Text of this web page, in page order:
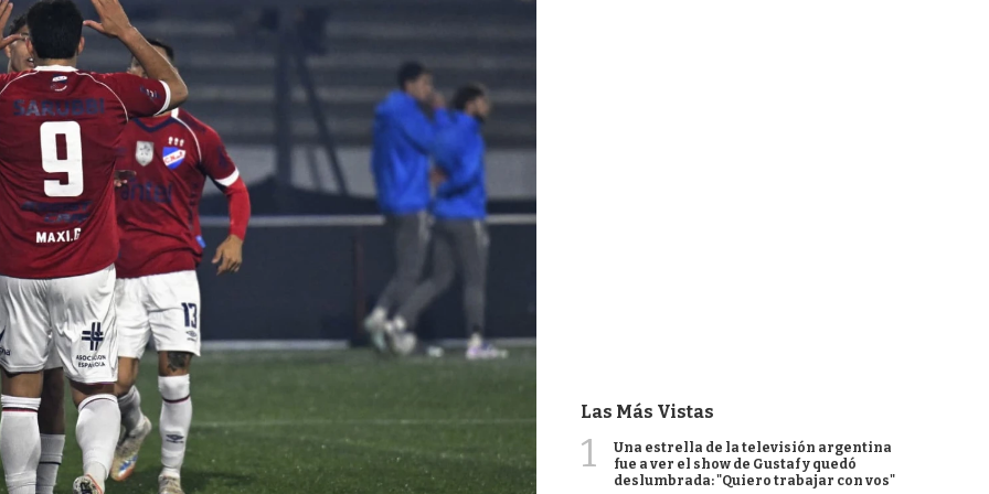
Las Más Vistas
1
Una estrella de la televisión argentina
fue a ver el show de Gustaf y quedó
deslumbrada: "Quiero trabajar con vos"